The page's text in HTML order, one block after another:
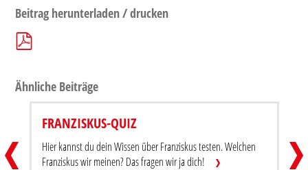
Beitrag herunterladen / drucken
Ähnliche Beiträge
KALEIDOSKOP
Beitrag teilen
FRANZISKUS-QUIZ
Hier kannst du dein Wissen über Franziskus testen. Welchen
Franziskus wir meinen? Das fragen wir ja dich!